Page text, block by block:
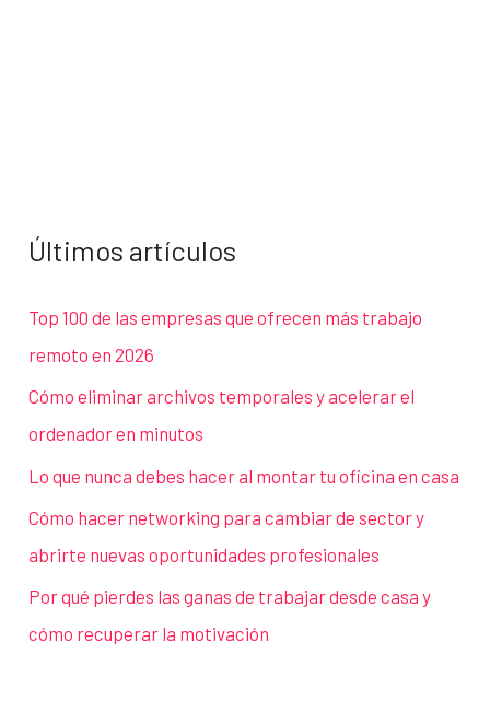
Últimos artículos
Top 100 de las empresas que ofrecen más trabajo
remoto en 2026
Cómo eliminar archivos temporales y acelerar el
ordenador en minutos
Lo que nunca debes hacer al montar tu oficina en casa
Cómo hacer networking para cambiar de sector y
abrirte nuevas oportunidades profesionales
Por qué pierdes las ganas de trabajar desde casa y
cómo recuperar la motivación